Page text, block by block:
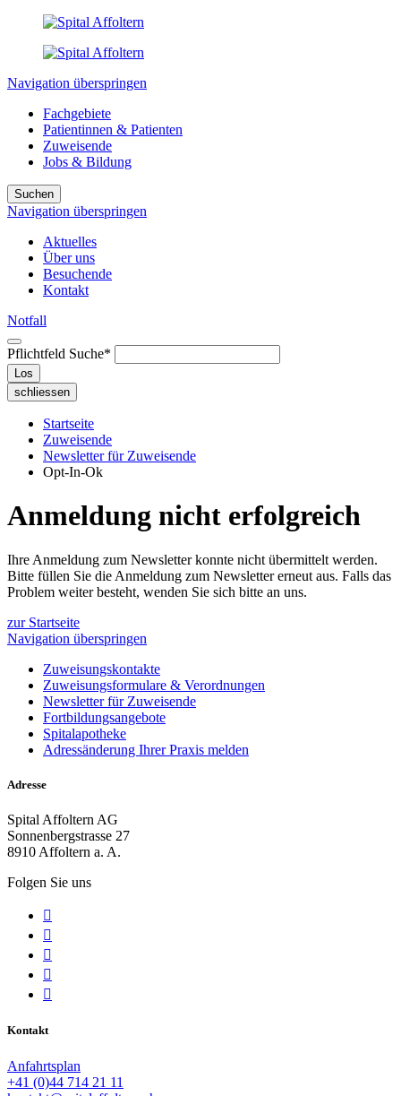
Navigation überspringen
Fachgebiete
Patientinnen & Patienten
Zuweisende
Jobs & Bildung
Suchen
Navigation überspringen
Aktuelles
Über uns
Besuchende
Kontakt
Notfall
Pflichtfeld Suche*
Los
schliessen
Startseite
Zuweisende
Newsletter für Zuweisende
Opt-In-Ok
Anmeldung nicht erfolgreich
Ihre Anmeldung zum Newsletter konnte nicht übermittelt werden.
Bitte füllen Sie die Anmeldung zum Newsletter erneut aus. Falls das
Problem weiter besteht, wenden Sie sich bitte an uns.
zur Startseite
Navigation überspringen
Zuweisungskontakte
Zuweisungsformulare & Verordnungen
Newsletter für Zuweisende
Fortbildungsangebote
Spitalapotheke
Adressänderung Ihrer Praxis melden
Adresse
Spital Affoltern AG
Sonnenbergstrasse 27
8910 Affoltern a. A.
Folgen Sie uns





Kontakt
Anfahrtsplan
+41 (0)44 714 21 11